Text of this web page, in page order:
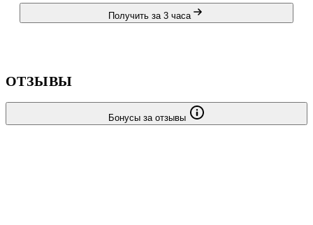
Получить за 3 часа
ОТЗЫВЫ
Бонусы за отзывы